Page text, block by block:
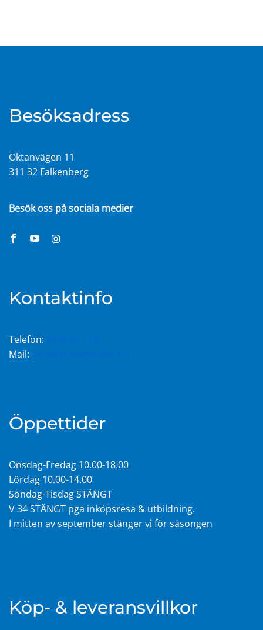
Besöksadress
Oktanvägen 11
311 32 Falkenberg
Besök oss på sociala medier
Kontaktinfo
Telefon:
Mail:
Öppettider
Onsdag-Fredag 10.00-18.00
Lördag 10.00-14.00
Söndag-Tisdag STÄNGT
V 34 STÄNGT pga inköpsresa & utbildning.
I mitten av september stänger vi för säsongen
Köp- & leveransvillkor